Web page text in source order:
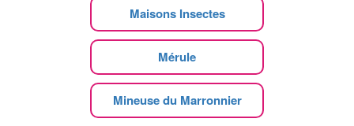
Maisons Insectes
Mérule
Mineuse du Marronnier